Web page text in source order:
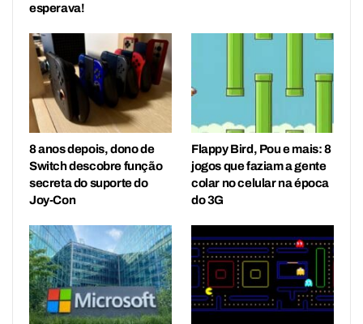
esperava!
8 anos depois, dono de
Switch descobre função
secreta do suporte do
Joy-Con
Flappy Bird, Pou e mais: 8
jogos que faziam a gente
colar no celular na época
do 3G